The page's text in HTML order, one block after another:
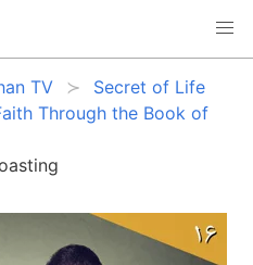
TV
Secret of Life
Through the Book of